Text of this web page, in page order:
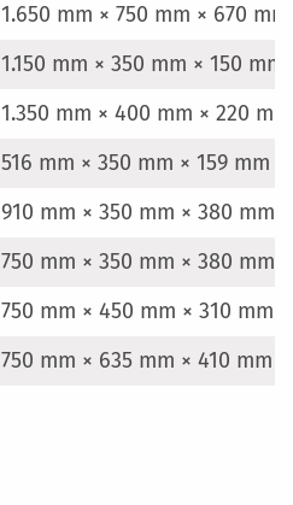
1.650 mm × 750 mm × 670 mm
1.150 mm × 350 mm × 150 mm
1.350 mm × 400 mm × 220 mm
516 mm × 350 mm × 159 mm
910 mm × 350 mm × 380 mm
750 mm × 350 mm × 380 mm
750 mm × 450 mm × 310 mm
750 mm × 635 mm × 410 mm